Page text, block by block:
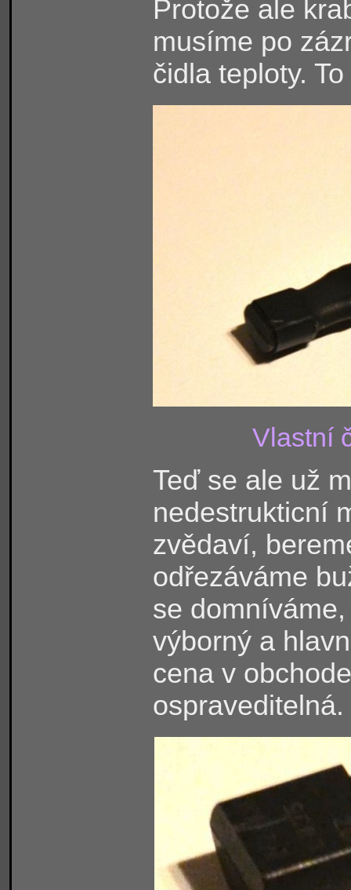
Protože ale
musíme po
čidla teploty.
Vlastní
Teď se ale už
nedestrukticní
zvědaví,
odřezáváme
se
výborný a
cena v
ospraveditelná.